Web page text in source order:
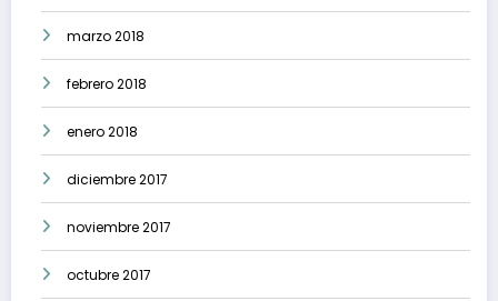
marzo 2018
febrero 2018
enero 2018
diciembre 2017
noviembre 2017
octubre 2017